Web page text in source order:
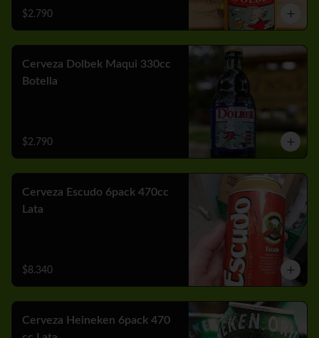
$2.790
Cerveza Dolbek Maqui 330cc
Botella
$2.790
Cerveza Escudo 6pack 470cc
Lata
$8.340
Cerveza Heineken 6pack 470